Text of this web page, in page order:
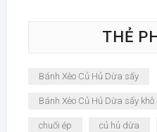
THẺ
Bánh Xèo Củ Hủ Dừa sấy
Bánh Xèo Củ Hủ Dừa sấy khô
chuối ép củ hủ dừa